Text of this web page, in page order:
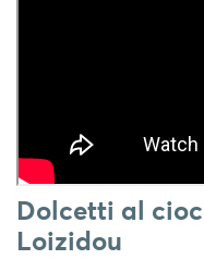
Dolcetti al
Loizidou